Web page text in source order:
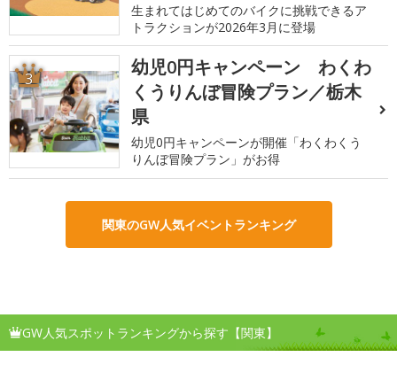
生まれてはじめてのバイクに挑戦できるア
トラクションが2026年3月に登場
3
幼児0円キャンペーン わくわ
くうりんぼ冒険プラン／栃木
県
幼児0円キャンペーンが開催「わくわくう
りんぼ冒険プラン」がお得
関東のGW人気イベントランキング
GW人気スポットランキングから探す【関東】